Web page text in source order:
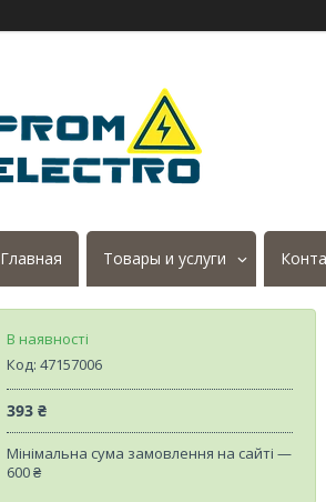
Главная Товары и услуги
В наявності
Код: 47157006
393 ₴
Мінімальна сума замовлення на сайті —
600 ₴